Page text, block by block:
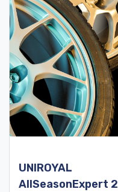
UNIROYAL
AllSeasonExpert 2